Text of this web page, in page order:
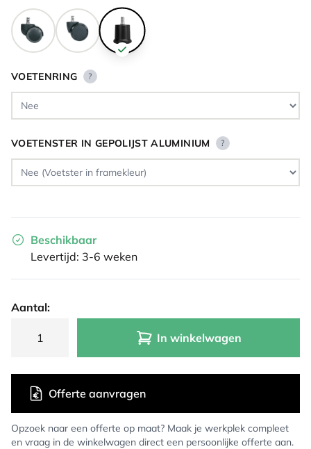
VOETENRING ?
VOETENSTER IN GEPOLIJST ALUMINIUM ?
Beschikbaar
Levertijd: 3-6 weken
Aantal:
In winkelwagen
Opzoek naar een offerte op maat? Maak je werkplek compleet
en vraag in de winkelwagen direct een persoonlijke offerte aan.
Offerte aanvragen